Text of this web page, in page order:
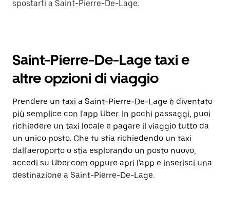
spostarti a Saint-Pierre-De-Lage.
Saint-Pierre-De-Lage taxi e
altre opzioni di viaggio
Prendere un taxi a Saint-Pierre-De-Lage è diventato
più semplice con l'app Uber. In pochi passaggi, puoi
richiedere un taxi locale e pagare il viaggio tutto da
un unico posto. Che tu stia richiedendo un taxi
dall'aeroporto o stia esplorando un posto nuovo,
accedi su Uber.com oppure apri l'app e inserisci una
destinazione a Saint-Pierre-De-Lage.